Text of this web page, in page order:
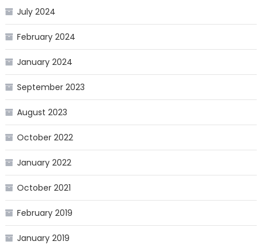
July 2024
February 2024
January 2024
September 2023
August 2023
October 2022
January 2022
October 2021
February 2019
January 2019